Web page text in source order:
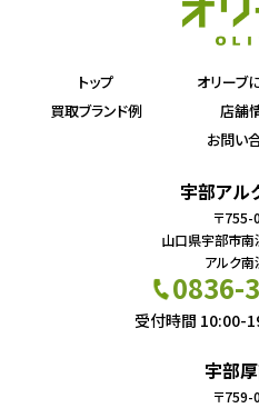
トップ オリーブ
買取ブランド例
店舗
お問い
宇部アル
〒755-
山口県宇部市
アルク
0836-
受付時間 10:00-
宇部
〒759-